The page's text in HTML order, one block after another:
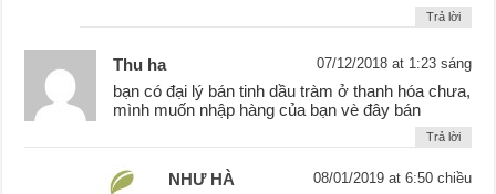
Trả lời
Thu ha 07/12/2018 at 1:23 sáng
bạn có đại lý bán tinh dầu tràm ở thanh hóa chưa,
mình muốn nhập hàng của bạn vè đây bán
Trả lời
NHƯ HÀ 08/01/2019 at 6:50 chiều